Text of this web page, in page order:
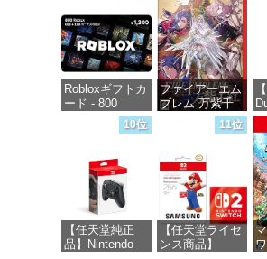
価格：¥4,400
価格：¥6,145
Robloxギフトカ
ード - 800
Robux 【限定バ
ーチャルアイテ
【オンラインゲ
ームコード】
ロブロックス |
オンラインコー
ド版
価格：¥1,300
ファイアーエム
ブレム 万紫千
紅 -Switch2
10位
【任天堂純正
品】Nintendo
11位
【任天堂ライセ
ンス商品】